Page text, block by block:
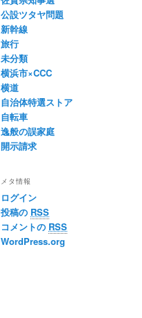
公設ツタヤ問題
新幹線
旅行
未分類
横浜市×CCC
横道
自治体特選ストア
自転車
逸般の誤家庭
開示請求
メタ情報
ログイン
投稿の RSS
コメントの RSS
WordPress.org